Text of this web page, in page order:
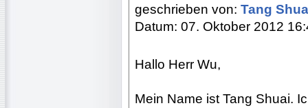
geschrieben von: Tang
Datum: 07. Oktober 2012
Hallo Herr Wu,
Mein Name ist Tang Shuai.